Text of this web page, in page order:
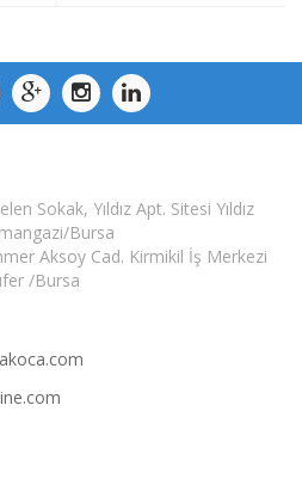
Sokak, Yıldız Apt. Sitesi Yıldız
Bursa
Aksoy Cad. Kirmikil İş Merkezi
/Bursa